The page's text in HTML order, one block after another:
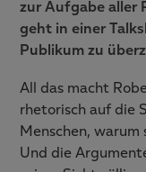
zur Aufgabe aller
geht in einer
Publikum zu
All das macht
rhetorisch auf die
Menschen,
Und die